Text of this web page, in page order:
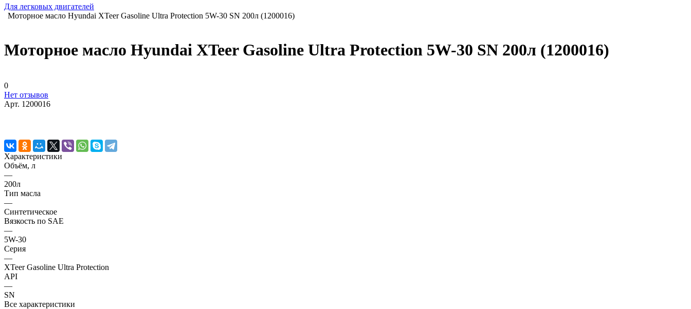
Для легковых двигателей
Моторное масло Hyundai XTeer Gasoline Ultra Protection 5W-30 SN 200л (1200016)
Моторное масло Hyundai XTeer Gasoline Ultra Protection 5W-30 SN 200л (1200016)
0
Нет отзывов
Арт. 1200016
Характеристики
Объём, л
—
200л
Тип масла
—
Синтетическое
Вязкость по SAE
—
5W-30
Серия
—
XTeer Gasoline Ultra Protection
API
—
SN
Все характеристики